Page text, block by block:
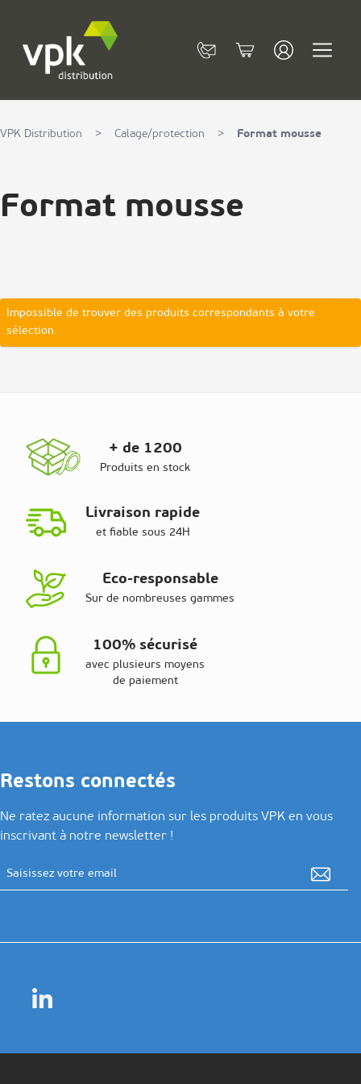
ContactCart
VPK Distribution > Calage/protection > Format mousse
Format mousse
Impossible de trouver des produits correspondants à votre
sélection.
+ de 1200
Produits en stock
Livraison rapide
et fiable sous 24H
Eco-responsable
Sur de nombreuses gammes
100% sécurisé
avec plusieurs moyens
de paiement
Restons connectés
Ne ratez aucune information sur les produits VPK en vous
inscrivant à notre newsletter !